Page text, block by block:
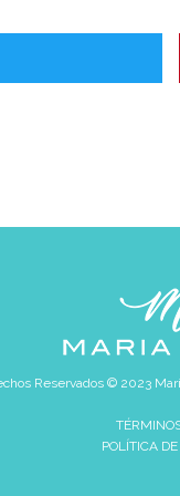
Reservados © 2023
POLÍTICA